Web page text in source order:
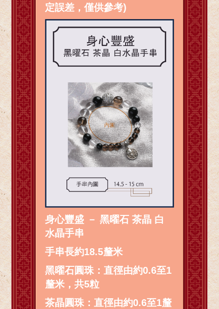
定誤差，僅供參考)
身心豐盛 － 黑曜石 茶晶 白
水晶手串
手串長約18.5釐米
黑曜石圓珠：直徑由約0.6至1
釐米，共5粒
茶晶圓珠：直徑由約0.6至1釐